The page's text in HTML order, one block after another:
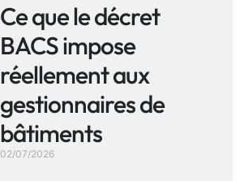
Ce que le décret
BACS impose
réellement aux
gestionnaires de
bâtiments
02/07/2026